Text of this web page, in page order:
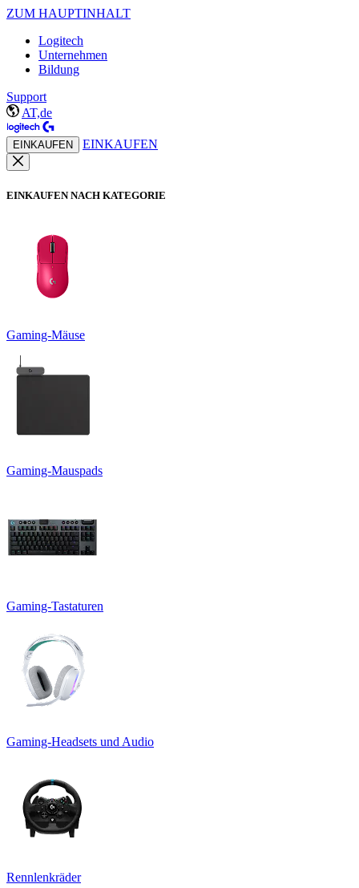
ZUM HAUPTINHALT
Logitech
Unternehmen
Bildung
Support
AT,de
EINKAUFEN EINKAUFEN
EINKAUFEN NACH KATEGORIE
Gaming-Mäuse
Gaming-Mauspads
Gaming-Tastaturen
Gaming-Headsets und Audio
Rennlenkräder